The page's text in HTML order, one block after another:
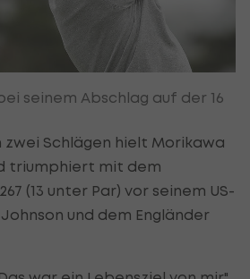
seinem Abschlag auf der 16
zwei Schlägen hielt Morikawa
triumphiert mit dem
(13 unter Par) vor seinem US-
und dem Engländer